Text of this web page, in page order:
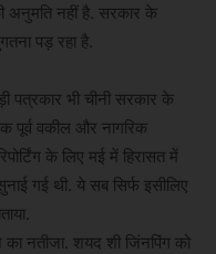
अनुमति नहीं है. सरकार के
पड़ रहा है.
पत्रकार भी चीनी सरकार के
पूर्व वकील और नागरिक
के लिए मई में हिरासत में
गई थी. ये सब सिर्फ इसीलिए
नतीजा. शयद शी जिंनपिंग को